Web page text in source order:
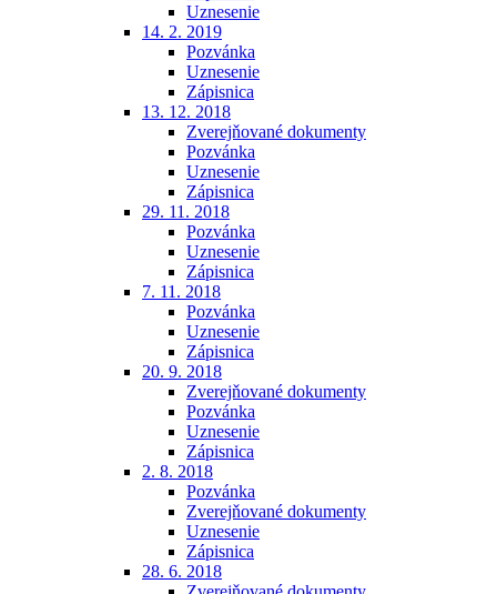
Uznesenie
14. 2. 2019
Pozvánka
Uznesenie
Zápisnica
13. 12. 2018
Zverejňované dokumenty
Pozvánka
Uznesenie
Zápisnica
29. 11. 2018
Pozvánka
Uznesenie
Zápisnica
7. 11. 2018
Pozvánka
Uznesenie
Zápisnica
20. 9. 2018
Zverejňované dokumenty
Pozvánka
Uznesenie
Zápisnica
2. 8. 2018
Pozvánka
Zverejňované dokumenty
Uznesenie
Zápisnica
28. 6. 2018